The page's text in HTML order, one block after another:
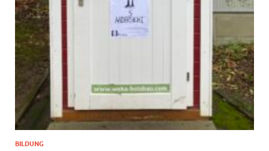
BILDUNG